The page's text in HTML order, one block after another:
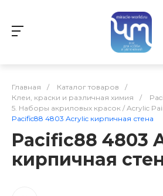
Главная / Каталог товаров
/
Клеи, краски и различная химия
/
5. Наборы акриловых красок / Acrylic
Pacific88 4803 Acrylic кирпичная стена
Pacific88 4803
кирпичная